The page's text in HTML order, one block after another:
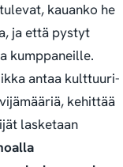
kauanko he
ja että pystyt
kumppaneille.
antaa kulttuuri-
kehittää
lasketaan